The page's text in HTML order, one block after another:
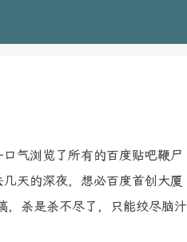
气浏览了所有的百度贴吧鞭尸
天的深夜，想必百度首创大厦
，杀是杀不尽了，只能绞尽脑汁